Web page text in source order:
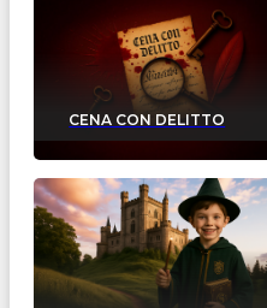
CENA CON DELITTO